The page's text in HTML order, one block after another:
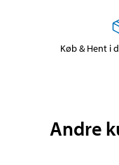
Køb & Hent i
Andre